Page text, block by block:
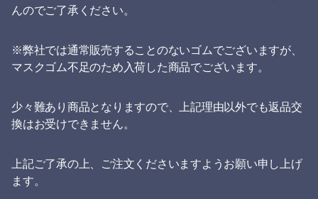
んのでご了承ください。
※弊社では通常販売することのないゴムでございますが、
マスクゴム不足のため入荷した商品でございます。
少々難あり商品となりますので、上記理由以外でも返品交
換はお受けできません。
上記ご了承の上、ご注文くださいますようお願い申し上げ
ます。